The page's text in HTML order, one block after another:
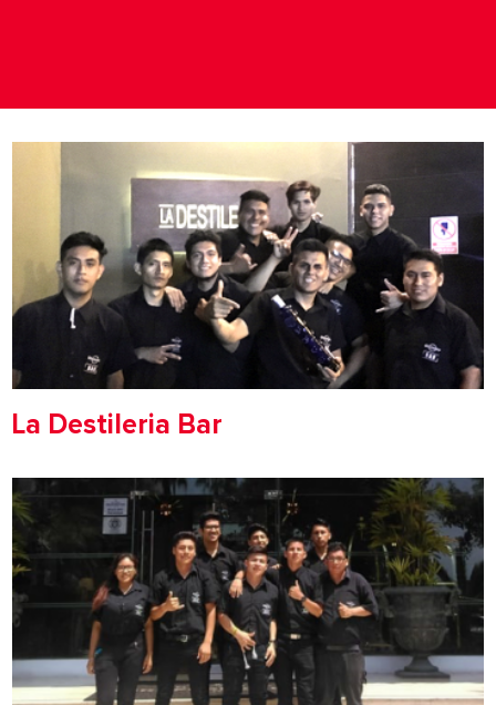
La Destileria Bar